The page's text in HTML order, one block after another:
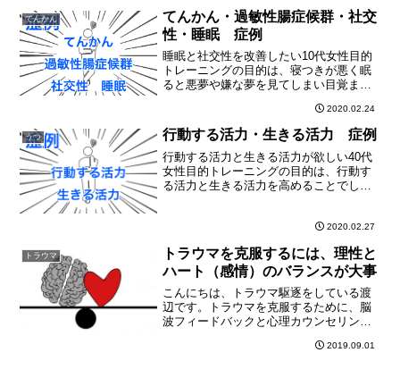
てんかん
てんかん・過敏性腸症候群・社交
性・睡眠 症例
睡眠と社交性を改善したい10代女性目的
トレーニングの目的は、寝つきが悪く眠
ると悪夢や嫌な夢を見てしまい目覚まし
んかん発作の問題と、お腹が常に痛い問
題、自分に自信がもてない問題を解決す
ることでした。状態嫌な...
2020.02.24
うつ 行動する活力・生きる活力 症例
行動する活力と生きる活力が欲しい40代
女性目的トレーニングの目的は、行動す
る活力と生きる活力を高めることでし
で無理していたことが突き付けられた心
2020.02.27
トラウマ
トラウマを克服するには、理性と
ハート（感情）のバランスが大事
こんにちは、トラウマ駆逐をしている渡
辺です。トラウマを克服するために、脳
波フィードバックと心理カウンセリング
あったので、お知らせしますね。トラウ
2019.09.01